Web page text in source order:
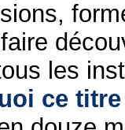
les
ce titre